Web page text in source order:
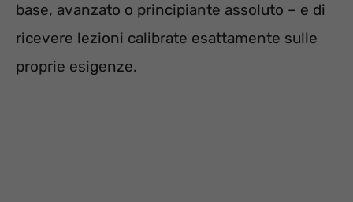
base, avanzato o principiante assoluto – e di
ricevere lezioni calibrate esattamente sulle
proprie esigenze.